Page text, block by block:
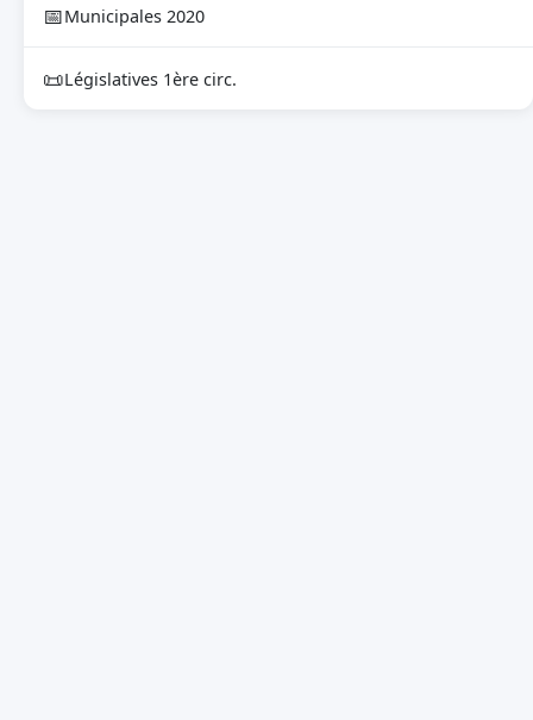
📅Municipales 2020
📜Législatives 1ère circ.